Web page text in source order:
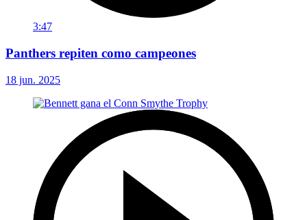
3:47
Panthers repiten como campeones
18 jun. 2025